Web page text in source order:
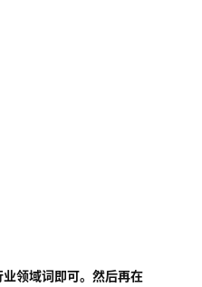
领域词即可。然后再在